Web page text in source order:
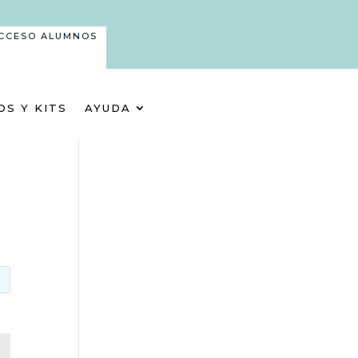
ALUMNOS
Y KITS AYUDA